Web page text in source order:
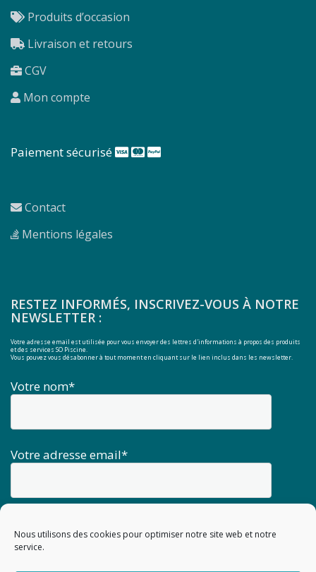
Nous utilisons des cookies pour optimiser notre site web et notre
service.
Produits d’occasion
Livraison et retours
CGV
Mon compte
Paiement sécurisé
Contact
Mentions légales
RESTEZ INFORMÉS, INSCRIVEZ-VOUS À NOTRE
NEWSLETTER :
Votre adresse email est utilisée pour vous envoyer des lettres d'informations à propos des produits
et des services SO Piscine.
Vous pouvez vous désabonner à tout moment en cliquant sur le lien inclus dans les newsletter.
Votre nom*
Votre adresse email*